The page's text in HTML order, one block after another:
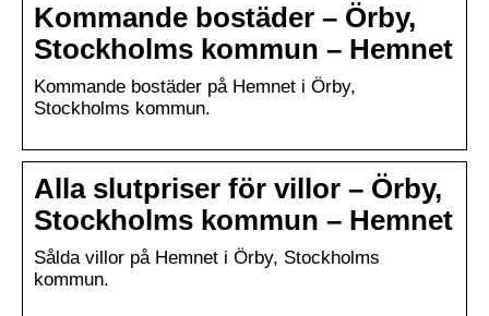
Kommande bostäder – Örby,
Stockholms kommun – Hemnet
Kommande bostäder på Hemnet i Örby,
Stockholms kommun.
Alla slutpriser för villor – Örby,
Stockholms kommun – Hemnet
Sålda villor på Hemnet i Örby, Stockholms
kommun.